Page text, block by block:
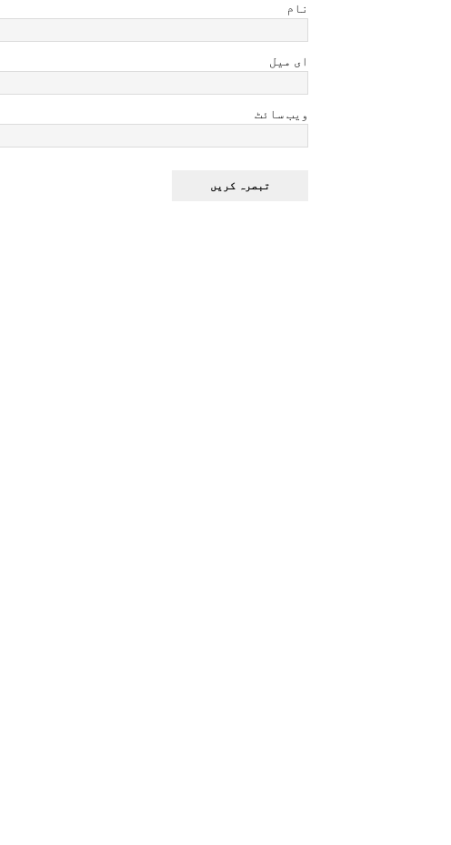
نام
ای میل
ویب سائٹ